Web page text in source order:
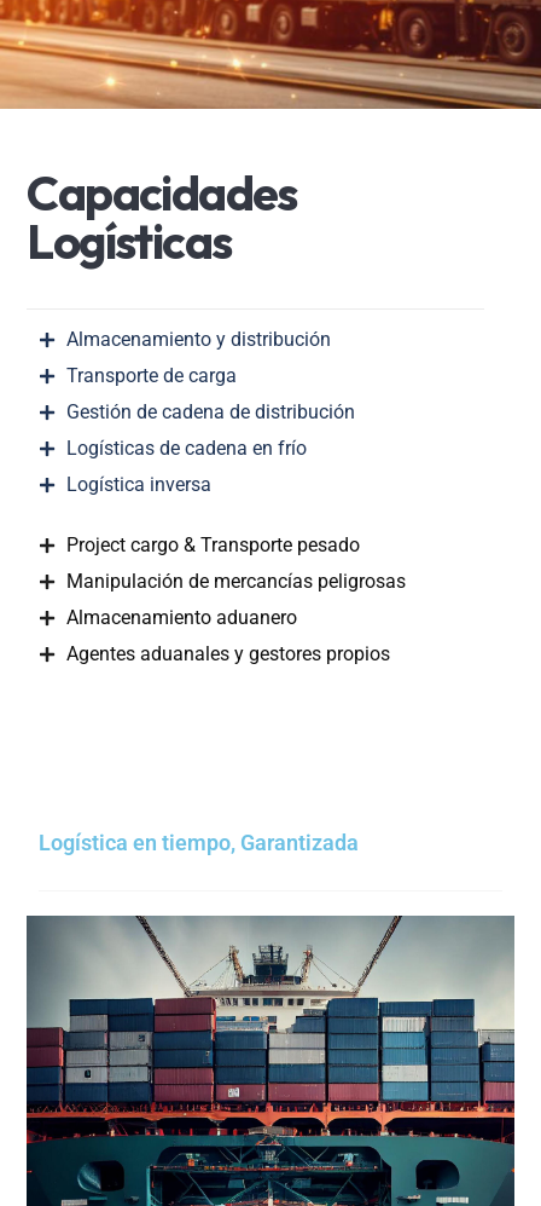
Capacidades
Logísticas
Almacenamiento y distribución
Transporte de carga
Gestión de cadena de distribución
Logísticas de cadena en frío
Logística inversa
Project cargo & Transporte pesado
Manipulación de mercancías peligrosas
Almacenamiento aduanero
Agentes aduanales y gestores propios
Logística en tiempo, Garantizada